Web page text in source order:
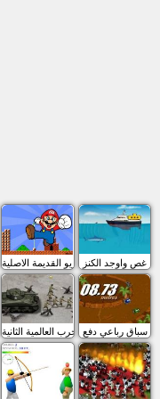
ماريو القديمة الاصلية غص واوجد الكنز
الحرب العالمية الثانية سباق رباعي دفع